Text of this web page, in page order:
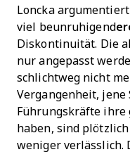
Loncka
viel beunruhigend
Diskontinuität. Die
nur angepasst
schlichtweg nicht
Vergangenheit, jene
Führungskräfte ihre
haben, sind
weniger verlässlich.